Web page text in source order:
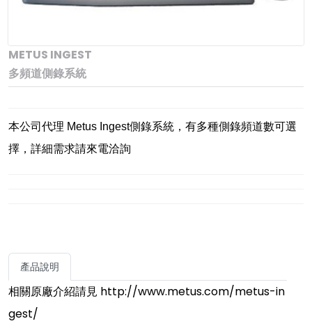
METUS INGEST
多頻道側錄系統
本公司代理 Metus Ingest側錄系統，有多種側錄頻道數可選
擇，詳細需求請來電洽詢
產品說明
相關原廠介紹請見 http://www.metus.com/metus-in
gest/